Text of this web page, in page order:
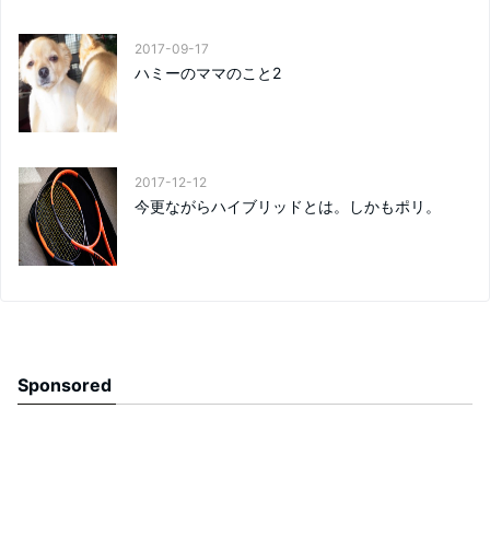
2017-09-17
ハミーのママのこと2
2017-12-12
今更ながらハイブリッドとは。しかもポリ。
Sponsored